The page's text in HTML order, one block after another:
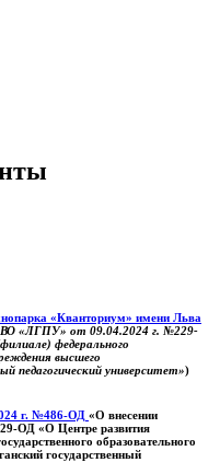
«Кванториум» имени Льва
«ЛГПУ» от 09.04.2024 г. №229-
федерального
высшего
педагогический университет»)
г. №486-ОД «О внесении
ОД «О Центре развития
образовательного
государственный